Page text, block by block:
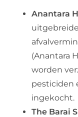
Anantara
(Anantara
worden
pesticiden
ingekocht.
The Barai